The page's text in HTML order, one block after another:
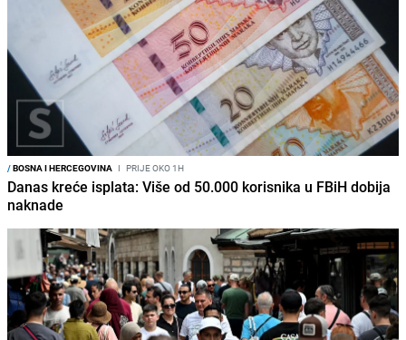
/BOSNA I HERCEGOVINA I PRIJE OKO 1H
Danas kreće isplata: Više od 50.000 korisnika u FBiH dobija
naknade